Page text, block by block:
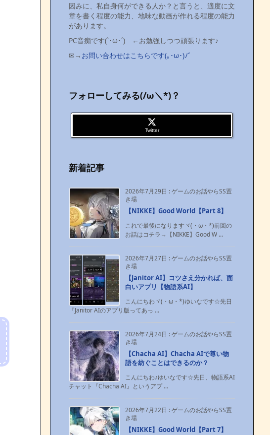
因みに、私自身何ができる人か？と言うと、適度に文
章を書く程度の能力、地味な動画が作れる程度の能力
があります。
PC音痴です(`･ω･´)ゞ←お勉強しつつ頑張ります♪
✉→ お問い合わせはこちらです(｡･ω･)ﾉﾞ
フォローしてみる(/ω＼*)？
Twitter
新着記事
2026年7月29日 :ゲームのお話やらSS置
き場
【NIKKE】Good World【Part 8】
これで最後になりますヾ(・ω・*)前回の
お話はコチラ→【NIKKE】Good W ...
2026年7月27日 :ゲームのお話やらSS置
き場
【Janitor AI】コツさえ分かれば、面
白いアプリ【物語系AI】
こんにちわヾ(・ω・*)ゆいなです☆先日
『Janitor AIのアプリ版ってあっ ...
2026年7月24日 :ゲームのお話やらSS置
き場
【Chacha AI】Chacha AIで尊い物
語を紡ぐことはできるのか？
こんにちわ♪ゆいなです☆先日、物語系AI
チャット『Chacha AI』というアプ ...
2026年7月22日 :ゲームのお話やらSS置
き場
【NIKKE】Good World【Part 7】